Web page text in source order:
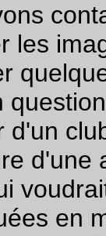
les
d'un
en